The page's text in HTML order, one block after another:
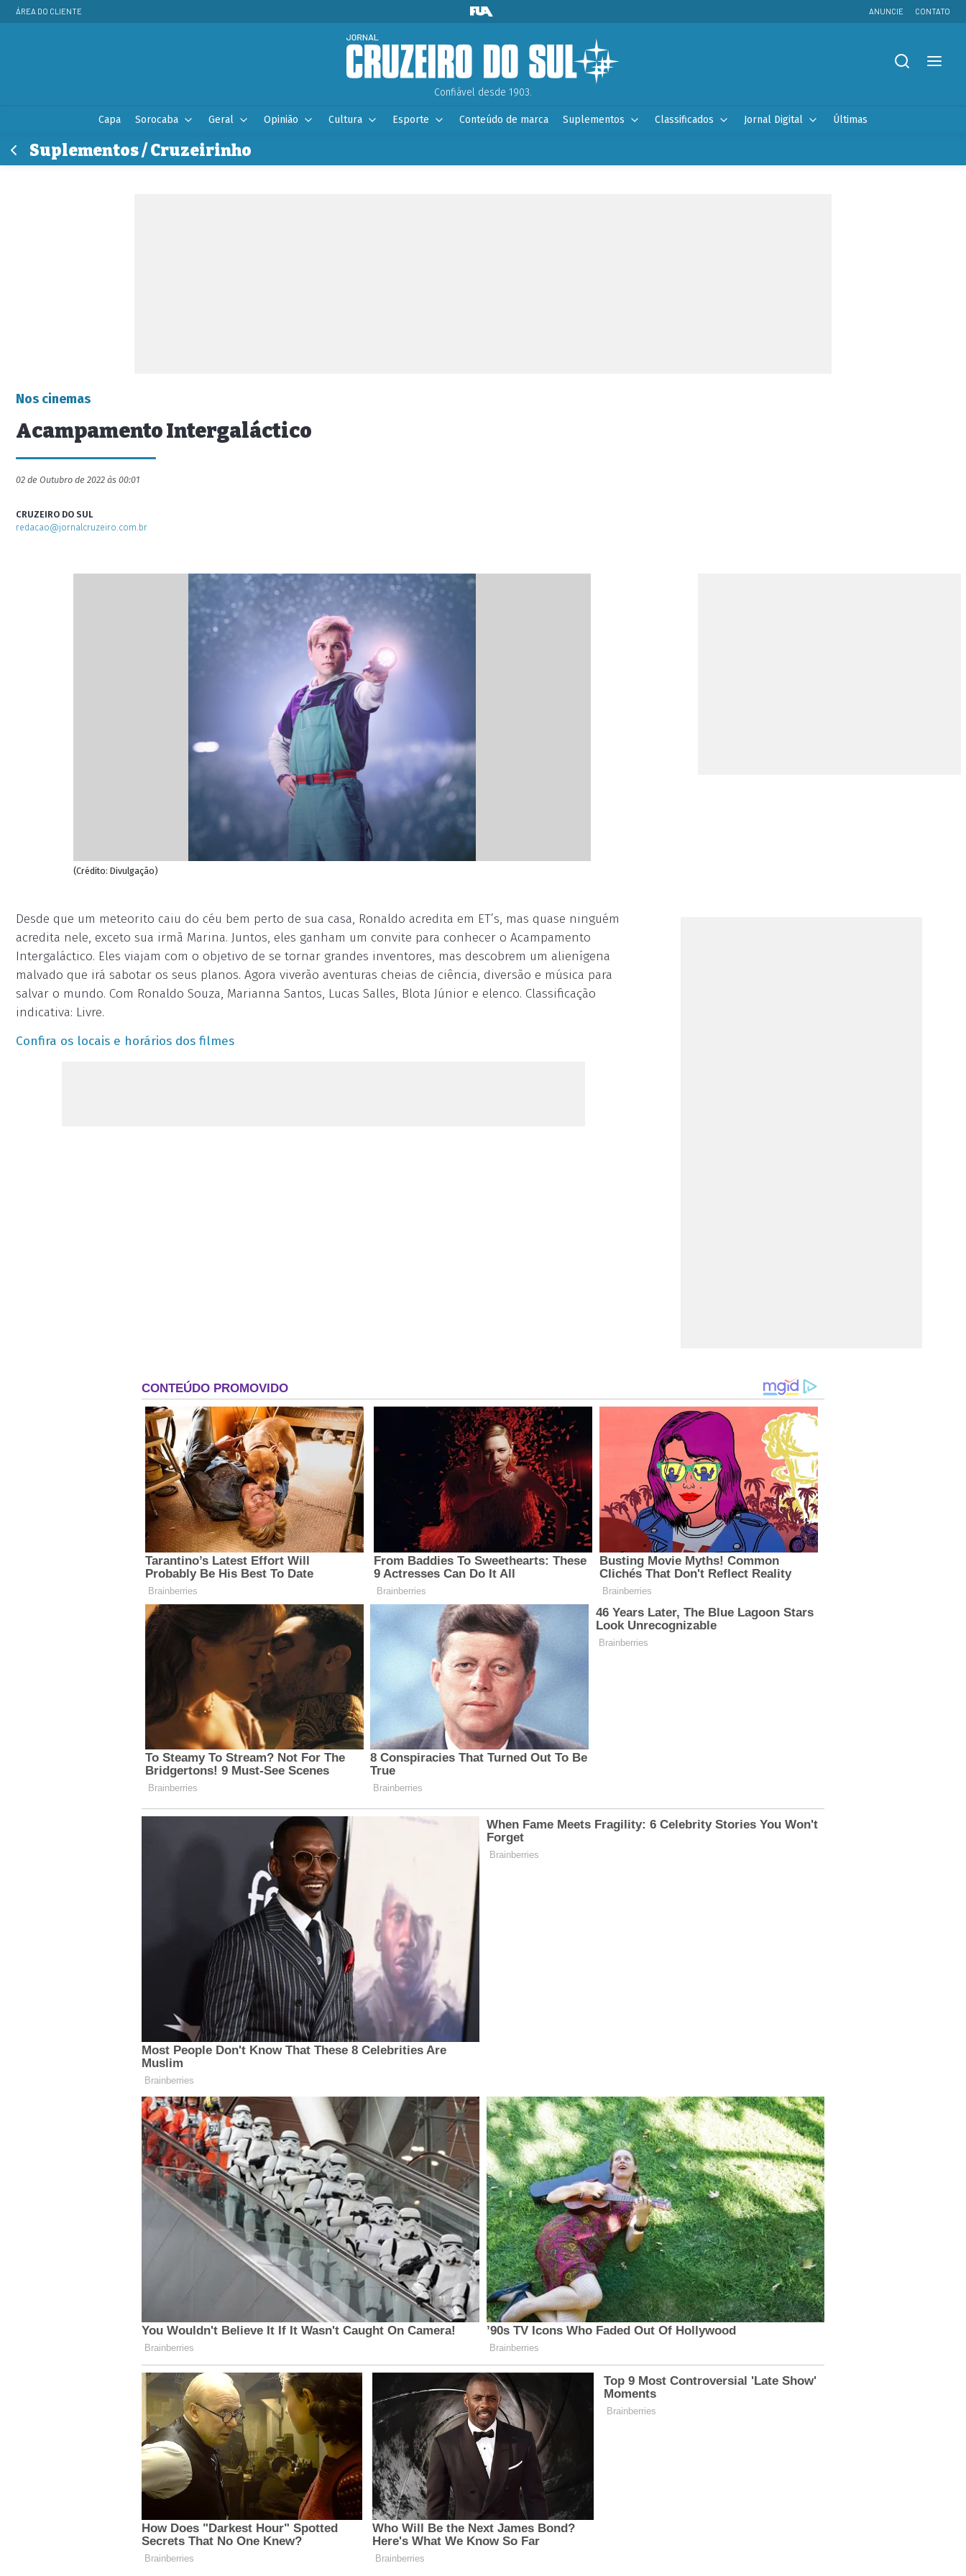
ÁREA DO CLIENTE ANUNCIE CONTATO
Confiável desde 1903.
Capa Sorocaba Geral Opinião Cultura Esporte Conteúdo de marca Suplementos Classificados Jornal Digital Últimas
Suplementos / Cruzeirinho
Nos cinemas
Acampamento Intergaláctico
02 de Outubro de 2022 às 00:01
CRUZEIRO DO SUL
redacao@jornalcruzeiro.com.br
(Crédito: Divulgação)
Desde que um meteorito caiu do céu bem perto de sua casa, Ronaldo acredita em ET’s, mas quase ninguém
acredita nele, exceto sua irmã Marina. Juntos, eles ganham um convite para conhecer o Acampamento
Intergaláctico. Eles viajam com o objetivo de se tornar grandes inventores, mas descobrem um alienígena
malvado que irá sabotar os seus planos. Agora viverão aventuras cheias de ciência, diversão e música para
salvar o mundo. Com Ronaldo Souza, Marianna Santos, Lucas Salles, Blota Júnior e elenco. Classificação
indicativa: Livre.
Confira os locais e horários dos filmes